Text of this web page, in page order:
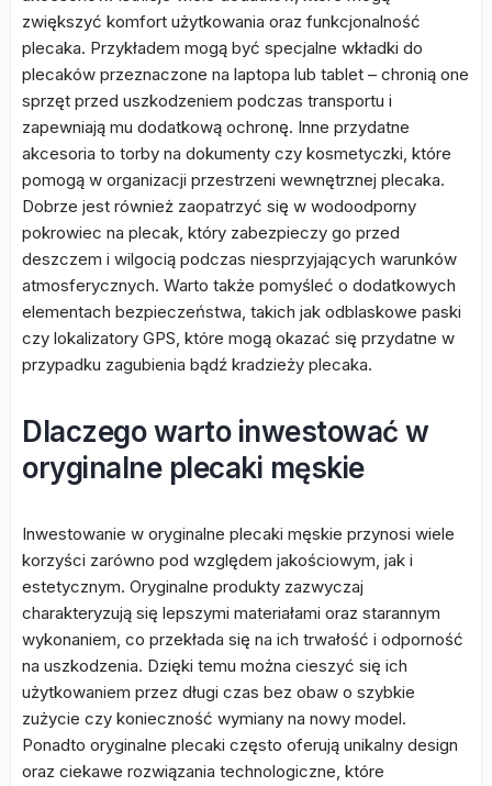
zwiększyć komfort użytkowania oraz funkcjonalność
plecaka. Przykładem mogą być specjalne wkładki do
plecaków przeznaczone na laptopa lub tablet – chronią one
sprzęt przed uszkodzeniem podczas transportu i
zapewniają mu dodatkową ochronę. Inne przydatne
akcesoria to torby na dokumenty czy kosmetyczki, które
pomogą w organizacji przestrzeni wewnętrznej plecaka.
Dobrze jest również zaopatrzyć się w wodoodporny
pokrowiec na plecak, który zabezpieczy go przed
deszczem i wilgocią podczas niesprzyjających warunków
atmosferycznych. Warto także pomyśleć o dodatkowych
elementach bezpieczeństwa, takich jak odblaskowe paski
czy lokalizatory GPS, które mogą okazać się przydatne w
przypadku zagubienia bądź kradzieży plecaka.
Dlaczego warto inwestować w
oryginalne plecaki męskie
Inwestowanie w oryginalne plecaki męskie przynosi wiele
korzyści zarówno pod względem jakościowym, jak i
estetycznym. Oryginalne produkty zazwyczaj
charakteryzują się lepszymi materiałami oraz starannym
wykonaniem, co przekłada się na ich trwałość i odporność
na uszkodzenia. Dzięki temu można cieszyć się ich
użytkowaniem przez długi czas bez obaw o szybkie
zużycie czy konieczność wymiany na nowy model.
Ponadto oryginalne plecaki często oferują unikalny design
oraz ciekawe rozwiązania technologiczne, które